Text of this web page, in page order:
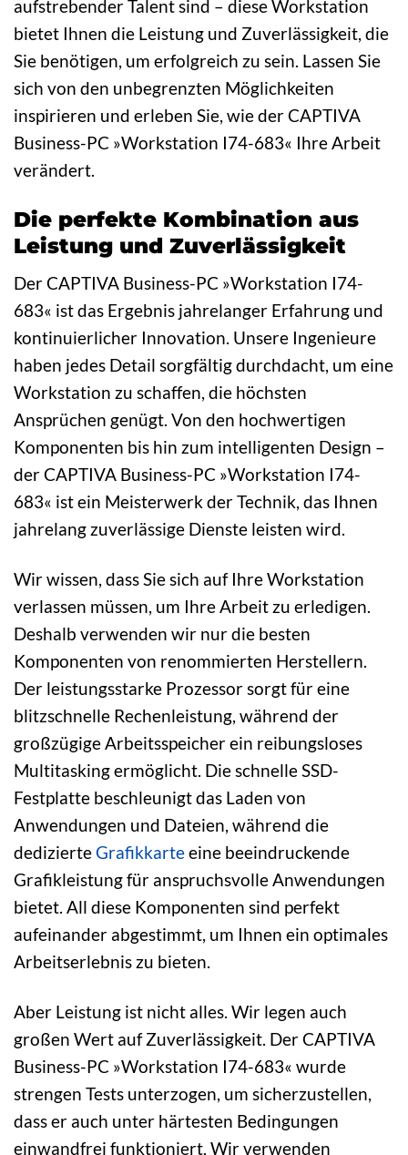
aufstrebender Talent sind – diese Workstation
bietet Ihnen die Leistung und Zuverlässigkeit, die
Sie benötigen, um erfolgreich zu sein. Lassen Sie
sich von den unbegrenzten Möglichkeiten
inspirieren und erleben Sie, wie der CAPTIVA
Business-PC »Workstation I74-683« Ihre Arbeit
verändert.
Die perfekte Kombination aus
Leistung und Zuverlässigkeit
Der CAPTIVA Business-PC »Workstation I74-
683« ist das Ergebnis jahrelanger Erfahrung und
kontinuierlicher Innovation. Unsere Ingenieure
haben jedes Detail sorgfältig durchdacht, um eine
Workstation zu schaffen, die höchsten
Ansprüchen genügt. Von den hochwertigen
Komponenten bis hin zum intelligenten Design –
der CAPTIVA Business-PC »Workstation I74-
683« ist ein Meisterwerk der Technik, das Ihnen
jahrelang zuverlässige Dienste leisten wird.
Wir wissen, dass Sie sich auf Ihre Workstation
verlassen müssen, um Ihre Arbeit zu erledigen.
Deshalb verwenden wir nur die besten
Komponenten von renommierten Herstellern.
Der leistungsstarke Prozessor sorgt für eine
blitzschnelle Rechenleistung, während der
großzügige Arbeitsspeicher ein reibungsloses
Multitasking ermöglicht. Die schnelle SSD-
Festplatte beschleunigt das Laden von
Anwendungen und Dateien, während die
dedizierteGrafikkarteeine beeindruckende
Grafikleistung für anspruchsvolle Anwendungen
bietet. All diese Komponenten sind perfekt
aufeinander abgestimmt, um Ihnen ein optimales
Arbeitserlebnis zu bieten.
Aber Leistung ist nicht alles. Wir legen auch
großen Wert auf Zuverlässigkeit. Der CAPTIVA
Business-PC »Workstation I74-683« wurde
strengen Tests unterzogen, um sicherzustellen,
dass er auch unter härtesten Bedingungen
einwandfrei funktioniert. Wir verwenden